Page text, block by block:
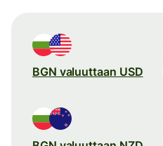
BGN valuuttaan USD